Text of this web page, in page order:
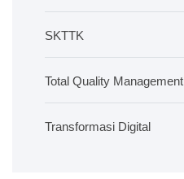
SKTTK
Total Quality Management
Transformasi Digital